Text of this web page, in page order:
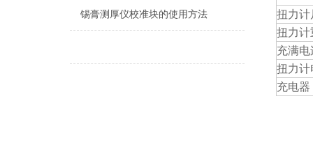
锡膏测厚仪校准块的使用方法
扭力计
扭力计
充满
扭力计
充电器